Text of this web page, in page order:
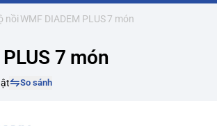
nồi WMF DIADEM PLUS 7 món
7 món
So sánh